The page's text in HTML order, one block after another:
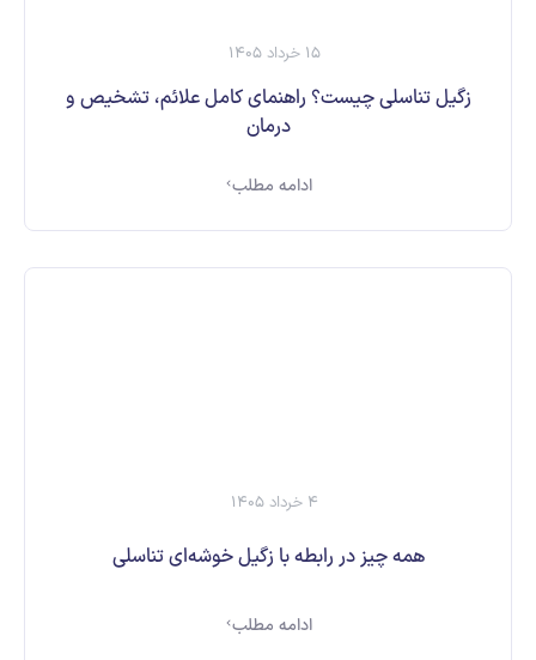
15 خرداد 1405
زگیل تناسلی چیست؟ راهنمای کامل علائم، تشخیص و
درمان
ادامه مطلب
4 خرداد 1405
همه چیز در رابطه با زگیل خوشه‌ای تناسلی
ادامه مطلب